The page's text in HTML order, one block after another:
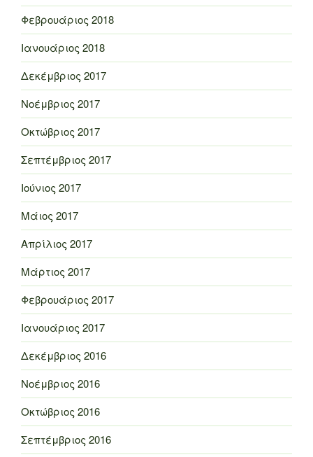
Φεβρουάριος 2018
Ιανουάριος 2018
Δεκέμβριος 2017
Νοέμβριος 2017
Οκτώβριος 2017
Σεπτέμβριος 2017
Ιούνιος 2017
Μάιος 2017
Απρίλιος 2017
Μάρτιος 2017
Φεβρουάριος 2017
Ιανουάριος 2017
Δεκέμβριος 2016
Νοέμβριος 2016
Οκτώβριος 2016
Σεπτέμβριος 2016